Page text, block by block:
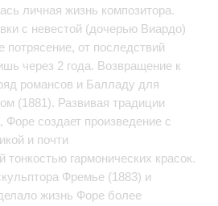
личная жизнь композитора.
с невестой (дочерью Виардо)
от последствий
через 2 года. Возвращение к
романсов и Балладу для
(1881). Развивая традиции
Форе создает произведение с
и почти
тонкостью гармонических красок.
Фремье (1883) и
жизнь Форе более